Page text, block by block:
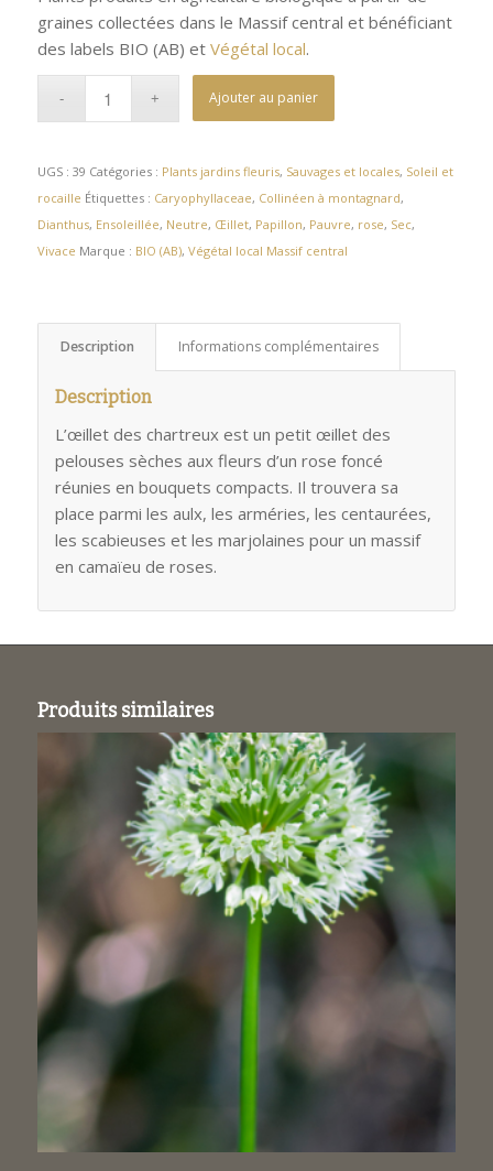
graines collectées dans le Massif central et bénéficiant
des labels BIO (AB) et Végétal local.
Ajouter au panier
UGS : 39 Catégories : Plants jardins fleuris, Sauvages et locales, Soleil et
rocaille Étiquettes : Caryophyllaceae, Collinéen à montagnard,
Dianthus, Ensoleillée, Neutre, Œillet, Papillon, Pauvre, rose, Sec,
Vivace Marque : BIO (AB), Végétal local Massif central
Description Informations complémentaires
Description
L’œillet des chartreux est un petit œillet des
pelouses sèches aux fleurs d’un rose foncé
réunies en bouquets compacts. Il trouvera sa
place parmi les aulx, les arméries, les centaurées,
les scabieuses et les marjolaines pour un massif
en camaïeu de roses.
Produits similaires